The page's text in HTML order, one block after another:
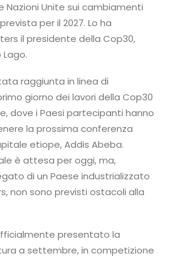
Nazioni Unite sui cambiamenti
per il 2027. Lo ha
il presidente della Cop30,
raggiunta in linea di
giorno dei lavori della Cop30
dove i Paesi partecipanti hanno
la prossima conferenza
etiope, Addis Abeba.
è attesa per oggi, ma,
di un Paese industrializzato
non sono previsti ostacoli alla
presentato la
a settembre, in competizione